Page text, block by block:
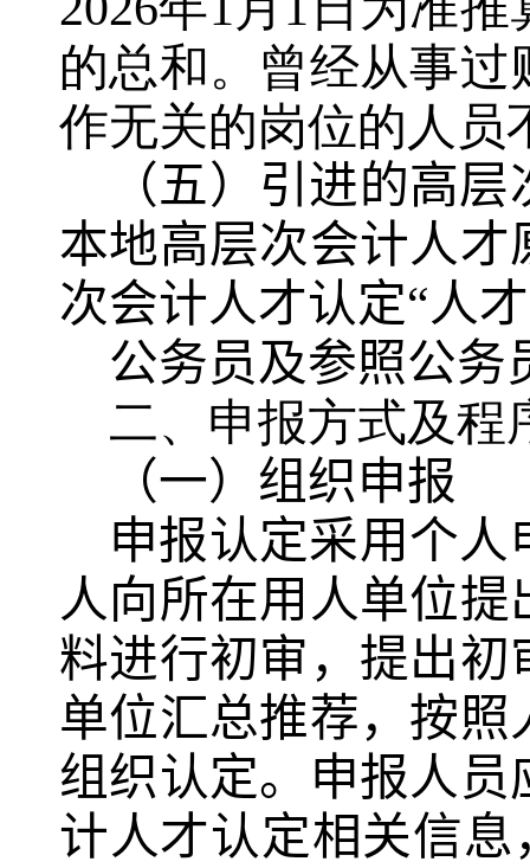
的总和。曾经从事
作无关的岗位的人员
（五）引进的高
本地高层次会计人
次会计人才认定“人
公务员及参照公务
二、 申报方式及程
（一）组织申报
申报认定采用个
人向所在用人单位
料进行初审，提出
单位汇总推荐，按
组织认定。申报人
计人才认定相关信